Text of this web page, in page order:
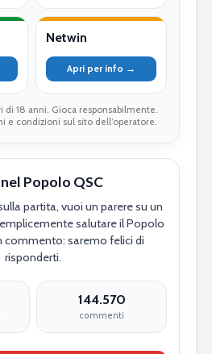
Netwin
Apri per info →
18 anni. Gioca responsabilmente.
e condizioni sul sito dell’operatore.
Popolo QSC
partita, vuoi un parere su un
salutare il Popolo
commento: saremo felici di
risponderti.
144.570
commenti